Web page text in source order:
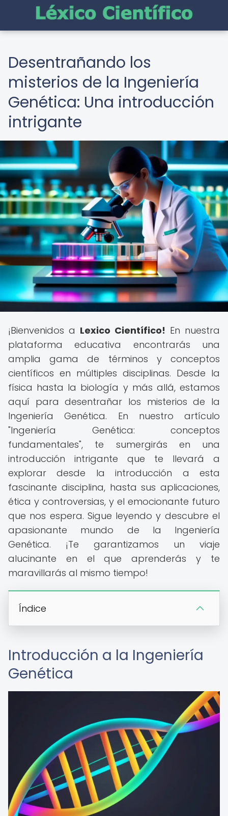
Desentrañando los
misterios de la Ingeniería
Genética: Una introducción
intrigante
¡Bienvenidos a Lexico Científico! En nuestra
plataforma educativa encontrarás una
amplia gama de términos y conceptos
científicos en múltiples disciplinas. Desde la
física hasta la biología y más allá, estamos
aquí para desentrañar los misterios de la
Ingeniería Genética. En nuestro artículo
"Ingeniería Genética: conceptos
fundamentales", te sumergirás en una
introducción intrigante que te llevará a
explorar desde la introducción a esta
fascinante disciplina, hasta sus aplicaciones,
ética y controversias, y el emocionante futuro
que nos espera. Sigue leyendo y descubre el
apasionante mundo de la Ingeniería
Genética. ¡Te garantizamos un viaje
alucinante en el que aprenderás y te
maravillarás al mismo tiempo!
Índice
Introducción a la Ingeniería
Genética